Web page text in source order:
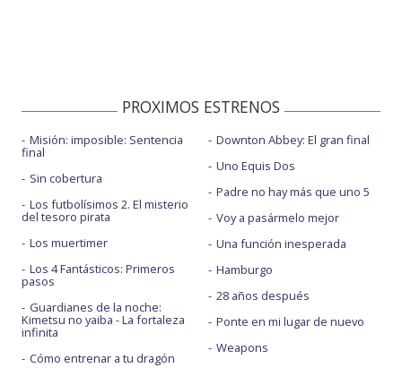
PROXIMOS ESTRENOS
Misión: imposible: Sentencia
final
Sin cobertura
Los futbolísimos 2. El misterio
del tesoro pirata
Los muertimer
Los 4 Fantásticos: Primeros
pasos
Guardianes de la noche:
Kimetsu no yaiba - La fortaleza
infinita
Cómo entrenar a tu dragón
Downton Abbey: El gran final
Uno Equis Dos
Padre no hay más que uno 5
Voy a pasármelo mejor
Una función inesperada
Hamburgo
28 años después
Ponte en mi lugar de nuevo
Weapons